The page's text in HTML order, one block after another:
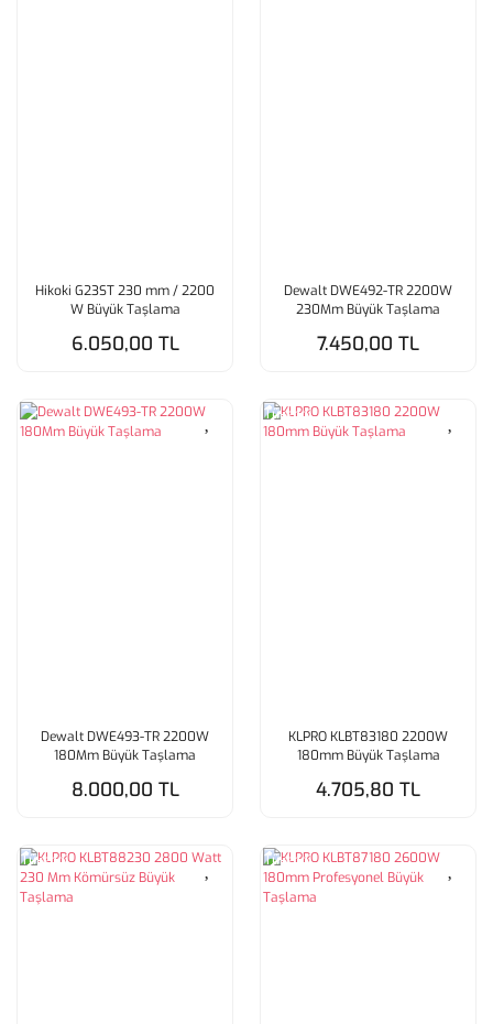
Hikoki G23ST 230 mm / 2200
W Büyük Taşlama
6.050,00 TL
Dewalt DWE492-TR 2200W
230Mm Büyük Taşlama
7.450,00 TL
Dewalt DWE493-TR 2200W
180Mm Büyük Taşlama
8.000,00 TL
Tükendi
KLPRO KLBT83180 2200W
180mm Büyük Taşlama
4.705,80 TL
Tükendi Tükendi